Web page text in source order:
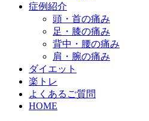
症例紹介
頭・首の痛み
足・膝の痛み
背中・腰の痛み
肩・腕の痛み
ダイエット
楽トレ
よくあるご質問
HOME